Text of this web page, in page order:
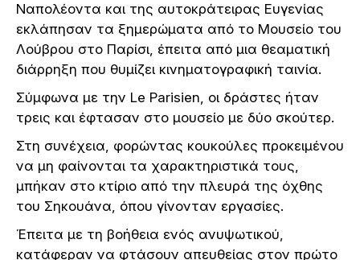
Ναπολέοντα και της αυτοκράτειρας Ευγενίας
εκλάπησαν τα ξημερώματα από το Μουσείο του
Λούβρου στο Παρίσι, έπειτα από μια θεαματική
διάρρηξη που θυμίζει κινηματογραφική ταινία.
Σύμφωνα με την Le Parisien, οι δράστες ήταν
τρεις και έφτασαν στο μουσείο με δύο σκούτερ.
Στη συνέχεια, φορώντας κουκούλες προκειμένου
να μη φαίνονται τα χαρακτηριστικά τους,
μπήκαν στο κτίριο από την πλευρά της όχθης
του Σηκουάνα, όπου γίνονταν εργασίες.
Έπειτα με τη βοήθεια ενός ανυψωτικού,
κατάφεραν να φτάσουν απευθείας στον πρώτο